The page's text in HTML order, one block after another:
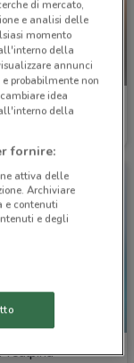
-1 GIORNO
di mercato,
e analisi delle
momento
della
annunci
probabilmente non
idea
della
fornire:
attiva delle
Archiviare
e contenuti
e degli